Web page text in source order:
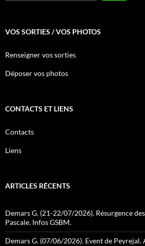
VOS SORTIES / VOS PHOTOS
Renseigner vos sorties
Déposer vos photos
CONTACTS ET LIENS
Contacts
Liens
ARTICLES RÉCENTS
Demars G. (21-22/07/2026). Résurgence
Pascale. Infos GSBM.
Demars G. (07/06/2026). Event de Peyrejal.